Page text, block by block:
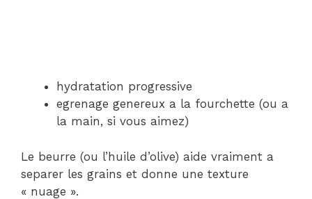
hydratation progressive
egrenage genereux a la fourchette (ou a
la main, si vous aimez)
Le beurre (ou l’huile d’olive) aide vraiment a
separer les grains et donne une texture
« nuage ».